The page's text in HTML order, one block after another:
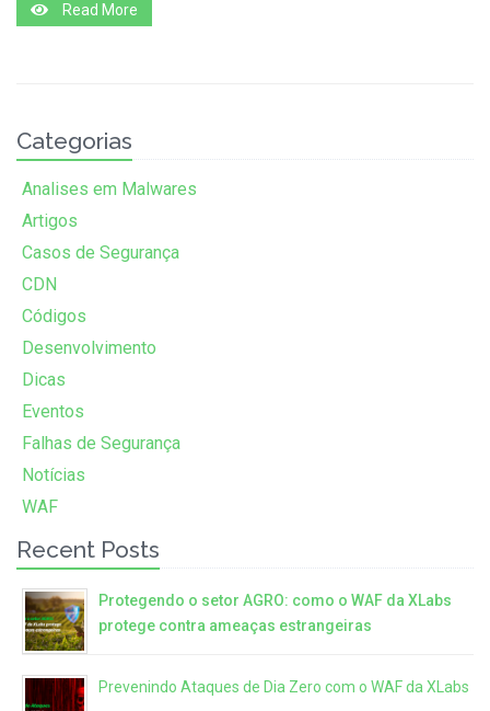
Read More
Categorias
Analises em Malwares
Artigos
Casos de Segurança
CDN
Códigos
Desenvolvimento
Dicas
Eventos
Falhas de Segurança
Notícias
WAF
Recent Posts
Protegendo o setor AGRO: como o WAF da XLabs
protege contra ameaças estrangeiras
Prevenindo Ataques de Dia Zero com o WAF da XLabs